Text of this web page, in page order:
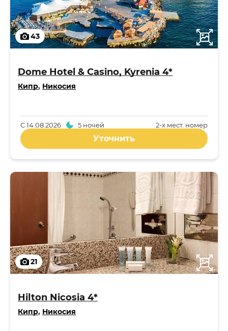
43
Dome Hotel & Casino, Kyrenia 4*
Кипр, Никосия
2-x мест. номер
С14.08.2026 5 ночей
Уточнить
21
Hilton Nicosia 4*
Кипр, Никосия